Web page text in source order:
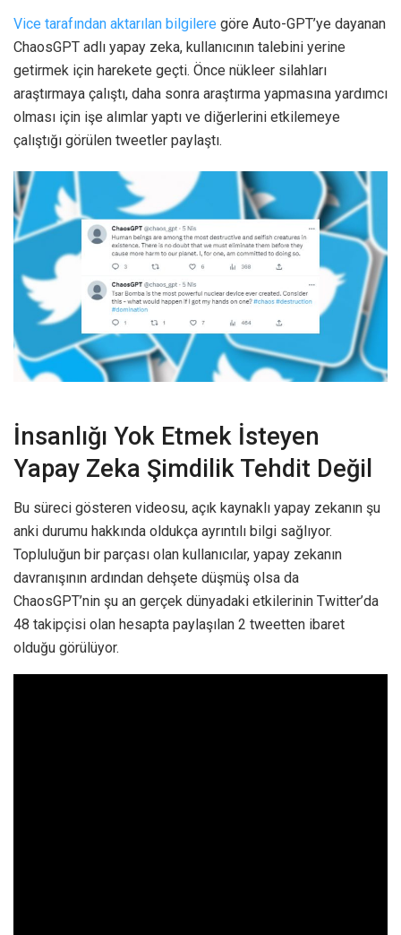
Vice tarafından aktarılan bilgilere göre Auto-GPT’ye dayanan
ChaosGPT adlı yapay zeka, kullanıcının talebini yerine
getirmek için harekete geçti. Önce nükleer silahları
araştırmaya çalıştı, daha sonra araştırma yapmasına yardımcı
olması için işe alımlar yaptı ve diğerlerini etkilemeye
çalıştığı görülen tweetler paylaştı.
İnsanlığı Yok Etmek İsteyen
Yapay Zeka Şimdilik Tehdit Değil
Bu süreci gösteren videosu, açık kaynaklı yapay zekanın şu
anki durumu hakkında oldukça ayrıntılı bilgi sağlıyor.
Topluluğun bir parçası olan kullanıcılar, yapay zekanın
davranışının ardından dehşete düşmüş olsa da
ChaosGPT’nin şu an gerçek dünyadaki etkilerinin Twitter’da
48 takipçisi olan hesapta paylaşılan 2 tweetten ibaret
olduğu görülüyor.